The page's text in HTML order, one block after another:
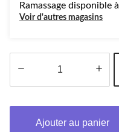
Ramassage disponible à
Voir d'autres magasins
Ajouter au panier